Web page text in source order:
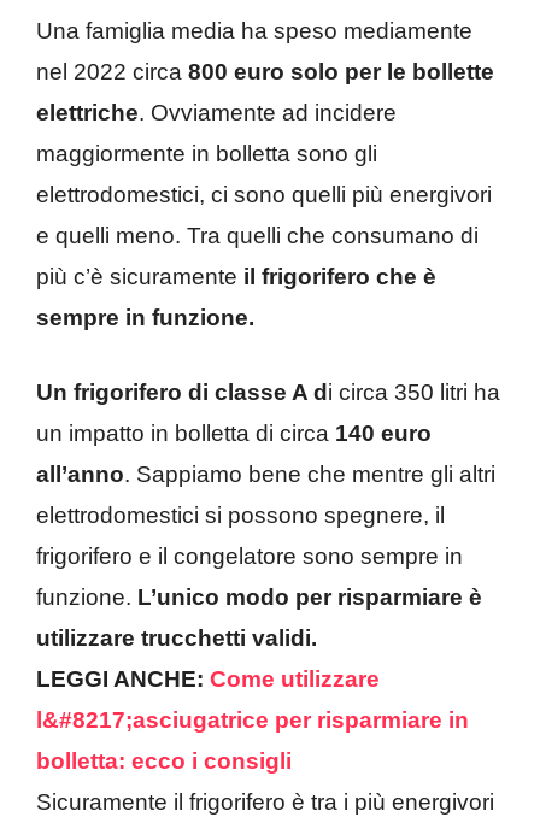
Una famiglia media ha speso mediamente
nel 2022 circa 800 euro solo per le bollette
elettriche. Ovviamente ad incidere
maggiormente in bolletta sono gli
elettrodomestici, ci sono quelli più energivori
e quelli meno. Tra quelli che consumano di
più c’è sicuramente il frigorifero che è
sempre in funzione.
Un frigorifero di classe A d i circa 350 litri ha
un impatto in bolletta di circa 140 euro
all’anno. Sappiamo bene che mentre gli altri
elettrodomestici si possono spegnere, il
frigorifero e il congelatore sono sempre in
funzione. L’unico modo per risparmiare è
utilizzare trucchetti validi.
LEGGI ANCHE: Come utilizzare
l&#8217;asciugatrice per risparmiare in
bolletta: ecco i consigli
Sicuramente il frigorifero è tra i più energivori